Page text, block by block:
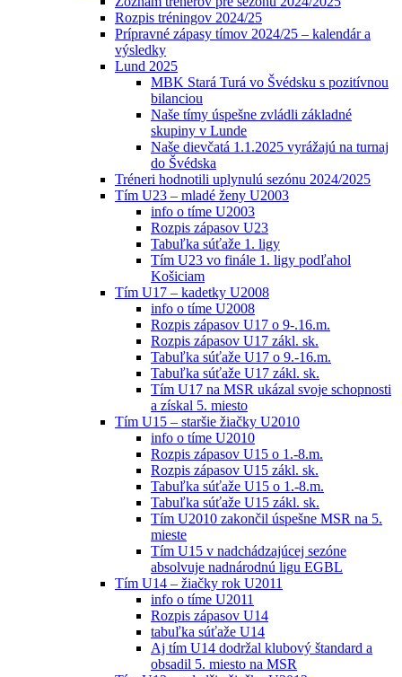
Rozpis tréningov 2024/25
Prípravné zápasy tímov 2024/25 – kalendár a
výsledky
Lund 2025
MBK Stará Turá vo Švédsku s pozitívnou
bilanciou
Naše tímy úspešne zvládli základné
skupiny v Lunde
Naše dievčatá 1.1.2025 vyrážajú na turnaj
do Švédska
Tréneri hodnotili uplynulú sezónu 2024/2025
Tím U23 – mladé ženy U2003
info o tíme U2003
Rozpis zápasov U23
Tabuľka súťaže 1. ligy
Tím U23 vo finále 1. ligy podľahol
Košiciam
Tím U17 – kadetky U2008
info o tíme U2008
Rozpis zápasov U17 o 9-.16.m.
Rozpis zápasov U17 zákl. sk.
Tabuľka súťaže U17 o 9.-16.m.
Tabuľka súťaže U17 zákl. sk.
Tím U17 na MSR ukázal svoje schopnosti
a získal 5. miesto
Tím U15 – staršie žiačky U2010
info o tíme U2010
Rozpis zápasov U15 o 1.-8.m.
Rozpis zápasov U15 zákl. sk.
Tabuľka súťaže U15 o 1.-8.m.
Tabuľka súťaže U15 zákl. sk.
Tím U2010 zakončil úspešne MSR na 5.
mieste
Tím U15 v nadchádzajúcej sezóne
absolvuje nadnárodnú ligu EGBL
Tím U14 – žiačky rok U2011
info o tíme U2011
Rozpis zápasov U14
tabuľka súťaže U14
Aj tím U14 dodržal klubový štandard a
obsadil 5. miesto na MSR